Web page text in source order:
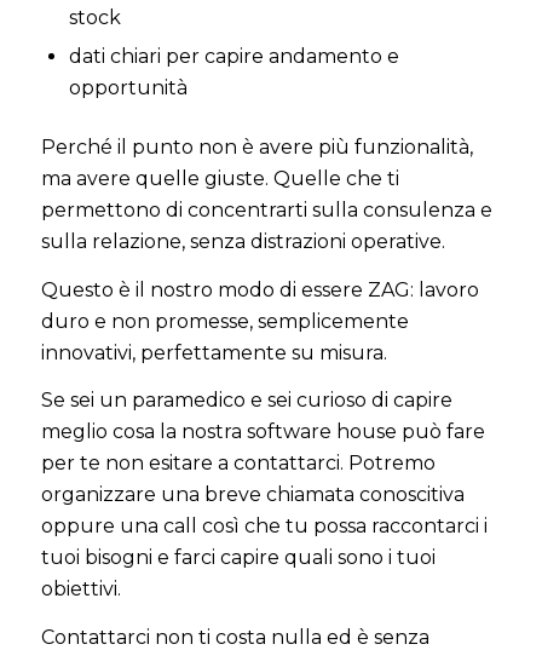
stock
dati chiari per capire andamento e
opportunità
Perché il punto non è avere più funzionalità,
ma avere quelle giuste. Quelle che ti
permettono di concentrarti sulla consulenza e
sulla relazione, senza distrazioni operative.
Questo è il nostro modo di essere ZAG: lavoro
duro e non promesse, semplicemente
innovativi, perfettamente su misura.
Se sei un paramedico e sei curioso di capire
meglio cosa la nostra software house può fare
per te non esitare a contattarci. Potremo
organizzare una breve chiamata conoscitiva
oppure una call così che tu possa raccontarci i
tuoi bisogni e farci capire quali sono i tuoi
obiettivi.
Contattarci non ti costa nulla ed è senza